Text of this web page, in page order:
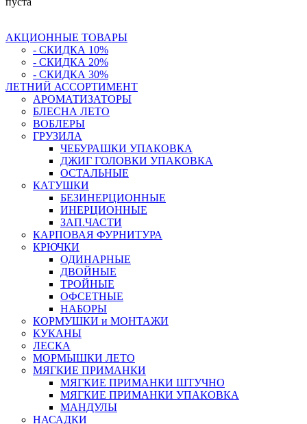
АКЦИОННЫЕ ТОВАРЫ
- СКИДКА 10%
- СКИДКА 20%
- СКИДКА 30%
ЛЕТНИЙ АССОРТИМЕНТ
АРОМАТИЗАТОРЫ
БЛЕСНА ЛЕТО
ВОБЛЕРЫ
ГРУЗИЛА
ЧЕБУРАШКИ УПАКОВКА
ДЖИГ ГОЛОВКИ УПАКОВКА
ОСТАЛЬНЫЕ
КАТУШКИ
БЕЗИНЕРЦИОННЫЕ
ИНЕРЦИОННЫЕ
ЗАП.ЧАСТИ
КАРПОВАЯ ФУРНИТУРА
КРЮЧКИ
ОДИНАРНЫЕ
ДВОЙНЫЕ
ТРОЙНЫЕ
ОФСЕТНЫЕ
НАБОРЫ
КОРМУШКИ и МОНТАЖИ
КУКАНЫ
ЛЕСКА
МОРМЫШКИ ЛЕТО
МЯГКИЕ ПРИМАНКИ
МЯГКИЕ ПРИМАНКИ ШТУЧНО
МЯГКИЕ ПРИМАНКИ УПАКОВКА
МАНДУЛЫ
НАСАДКИ